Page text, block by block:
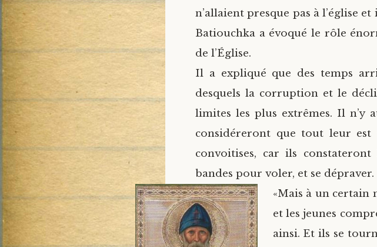
n’allaient presque pas à l’église
Batiouchka a évoqué le rôle
de l’Église.
Il a expliqué que des temps
desquels la corruption et le
limites les plus extrêmes. Il n’y
considéreront que tout leur est
convoitises, car ils
bandes pour voler, et se dépraver.
«Mais à un certain
et les jeunes
ainsi. Et ils se